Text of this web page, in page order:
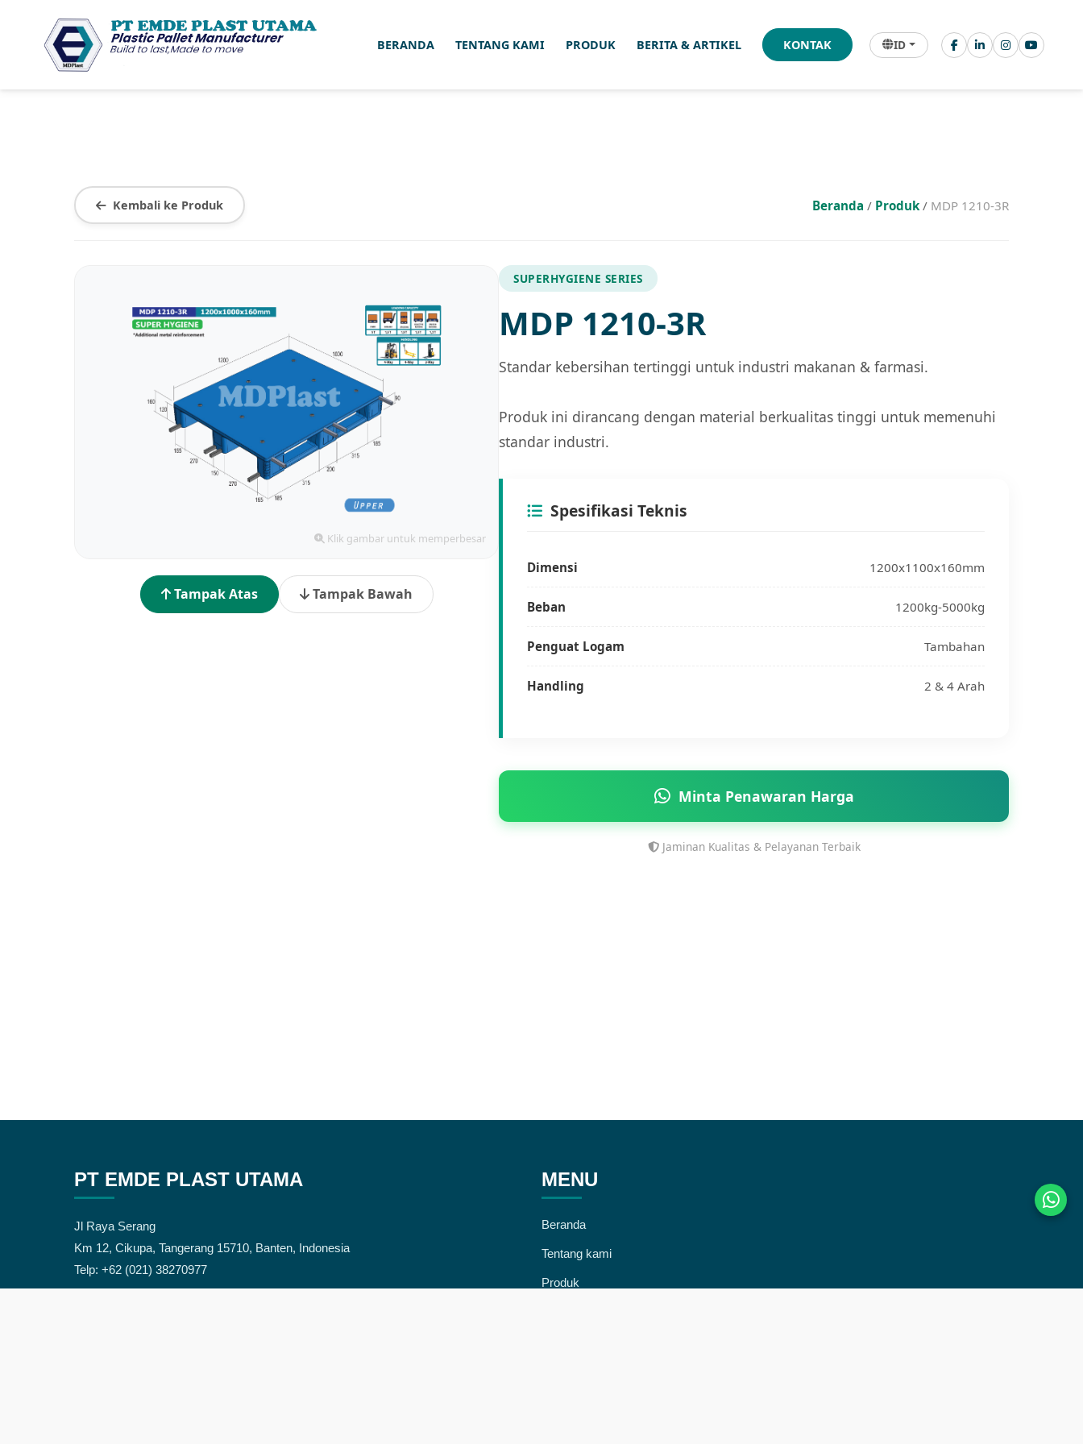
BERANDA TENTANG KAMI PRODUK BERITA & ARTIKEL KONTAK ID
Kembali ke Produk Beranda / Produk / MDP 1210-3R
Klik gambar untuk memperbesar
Tampak Atas Tampak Bawah
SUPERHYGIENE SERIES
MDP 1210-3R
Standar kebersihan tertinggi untuk industri makanan & farmasi.
Produk ini dirancang dengan material berkualitas tinggi untuk memenuhi
standar industri.
Spesifikasi Teknis
Dimensi 1200x1100x160mm
Beban 1200kg-5000kg
Penguat Logam Tambahan
Handling 2 & 4 Arah
Minta Penawaran Harga
Jaminan Kualitas & Pelayanan Terbaik
PT EMDE PLAST UTAMA
Jl Raya Serang
Km 12, Cikupa, Tangerang 15710, Banten, Indonesia
Telp: +62 (021) 38270977
MENU
Beranda
Tentang kami
Produk